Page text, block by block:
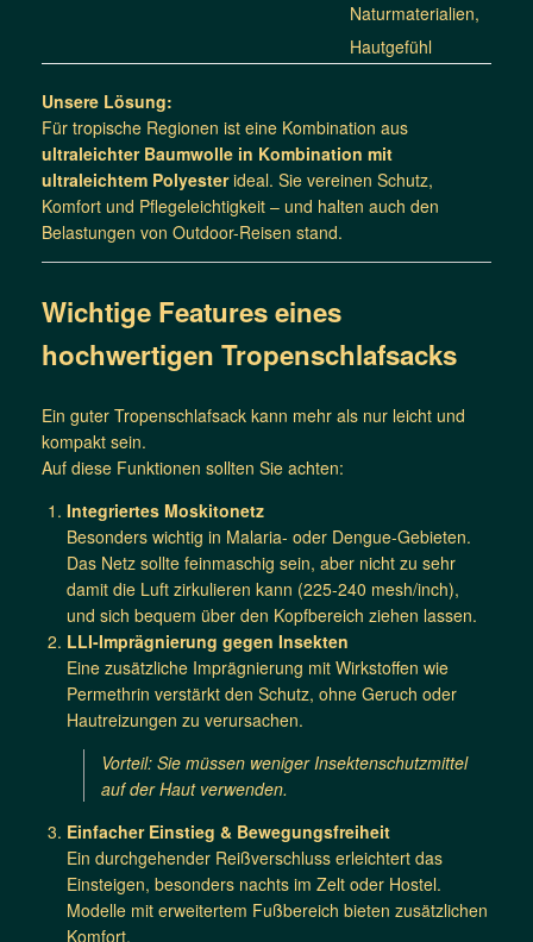
Naturmaterialien,
Hautgefühl
Unsere Lösung:
Für tropische Regionen ist eine Kombination aus
ultraleichter Baumwolle in Kombination mit
ultraleichtem Polyesterideal. Sie vereinen Schutz,
Komfort und Pflegeleichtigkeit – und halten auch den
Belastungen von Outdoor-Reisen stand.
Wichtige Features eines
hochwertigen Tropenschlafsacks
Ein guter Tropenschlafsack kann mehr als nur leicht und
kompakt sein.
Auf diese Funktionen sollten Sie achten:
Integriertes Moskitonetz
Besonders wichtig in Malaria- oder Dengue-Gebieten.
Das Netz sollte feinmaschig sein, aber nicht zu sehr
damit die Luft zirkulieren kann (225-240 mesh/inch),
und sich bequem über den Kopfbereich ziehen lassen.
LLI-Imprägnierung gegen Insekten
Eine zusätzliche Imprägnierung mit Wirkstoffen wie
Permethrin verstärkt den Schutz, ohne Geruch oder
Hautreizungen zu verursachen.
Vorteil: Sie müssen weniger Insektenschutzmittel
auf der Haut verwenden.
Einfacher Einstieg & Bewegungsfreiheit
Ein durchgehender Reißverschluss erleichtert das
Einsteigen, besonders nachts im Zelt oder Hostel.
Modelle mit erweitertem Fußbereich bieten zusätzlichen
Komfort.